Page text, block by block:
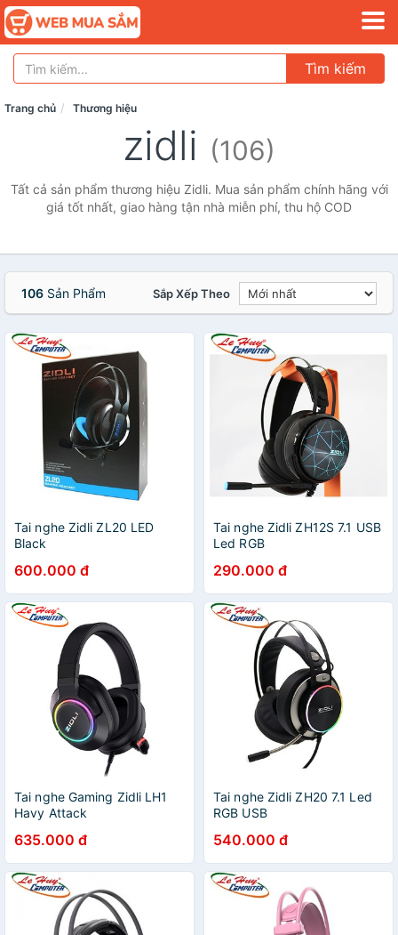
Tìm kiếm
Trang chủ Thương hiệu
zidli (106)
Tất cả sản phẩm thương hiệu Zidli. Mua sản phẩm chính hãng với
giá tốt nhất, giao hàng tận nhà miễn phí, thu hộ COD
106 Sản Phẩm Sắp Xếp Theo
Tai nghe Zidli ZL20 LED
Black
600.000 đ
Tai nghe Zidli ZH12S 7.1 USB
Led RGB
290.000 đ
Tai nghe Gaming Zidli LH1
Havy Attack
635.000 đ
Tai nghe Zidli ZH20 7.1 Led
RGB USB
540.000 đ